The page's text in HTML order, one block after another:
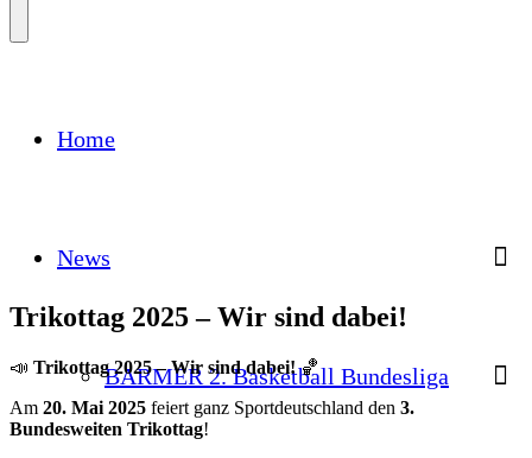
Home
News
BARMER 2. Basketball Bundesliga
Trikottag 2025 – Wir sind dabei!
📣 Trikottag 2025 – Wir sind dabei!🏀
Am 20. Mai 2025 feiert ganz Sportdeutschland den 3.
Bundesweiten Trikottag!